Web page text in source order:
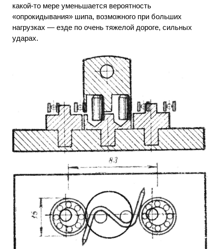
какой-то мере уменьшается вероятность
«опрокидывания» шипа, возможного при больших
нагрузках — езде по очень тяжелой дороге, сильных
ударах.